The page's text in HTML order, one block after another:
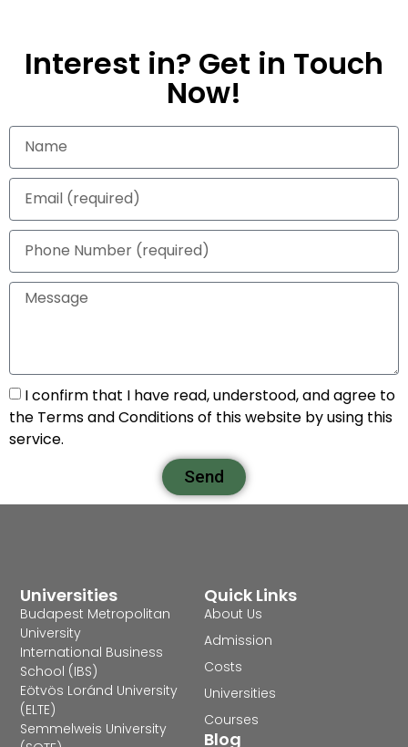
Interest in? Get in Touch
Now!
I confirm that I have read, understood, and agree to
the Terms and Conditions of this website by using this
service.
Send
Quick Links
About Us
Admission
Costs
Universities
Courses
Blog
Universities
Budapest Metropolitan
University
International Business
School (IBS)
Eötvös Loránd University
(ELTE)
Semmelweis University